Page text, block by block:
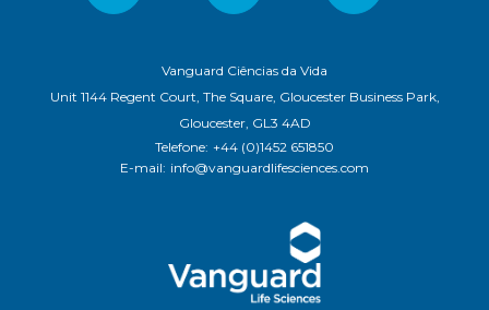
Vanguard Ciências da Vida
Unit 1144 Regent Court, The Square, Gloucester Business Park,
Gloucester, GL3 4AD
Telefone: +44 (0)1452 651850
E-mail: info@vanguardlifesciences.com